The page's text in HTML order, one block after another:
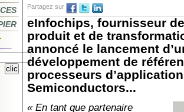
Partagez sur
eInfochips, fournisseur
produit et de
annoncé le lancement
développement de
processeurs
Semiconductors...
« En tant que partenaire